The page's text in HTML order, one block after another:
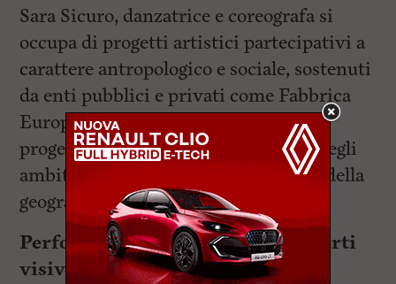
Sara Sicuro, danzatrice e coreografa si
occupa di progetti artistici partecipativi a
carattere antropologico e sociale, sostenuti
da enti pubblici e privati come Fabbrica
Europa. In particolare crea e propone
progetti che possono essere inseriti negli
ambiti di interesse interdisciplinare della
geografia sociale.
Performance di danza, musica e arti
visive